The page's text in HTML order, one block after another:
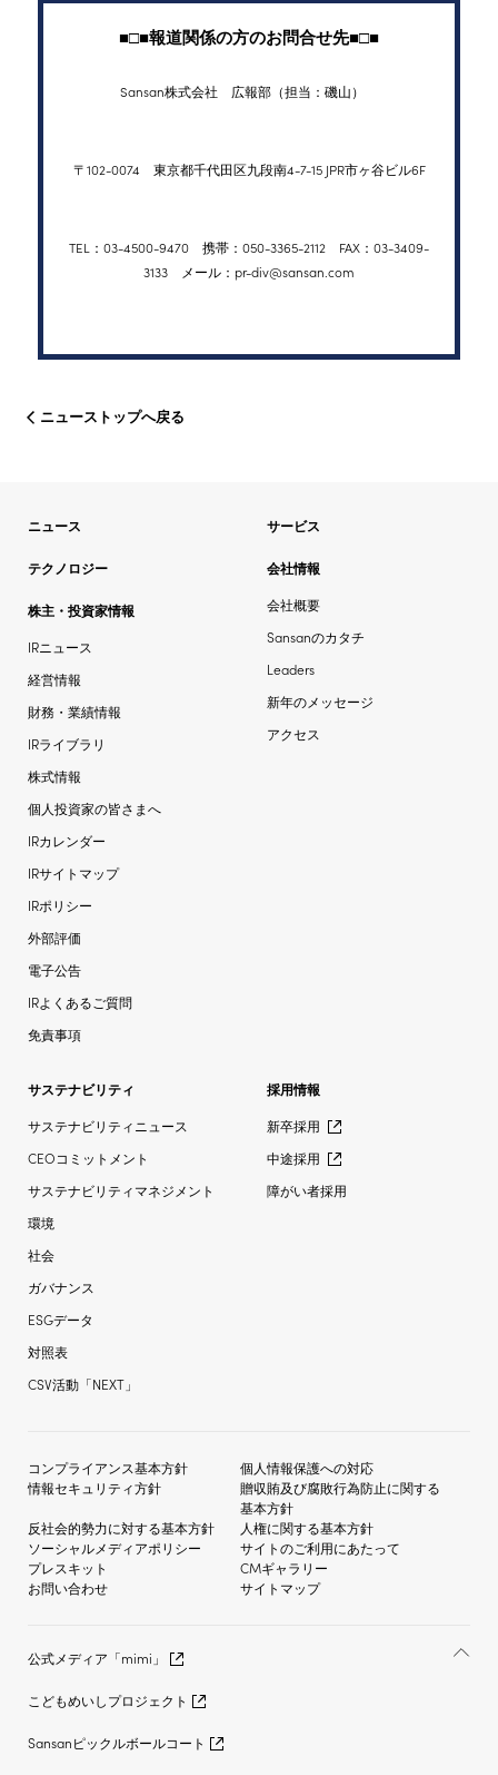
■□■報道関係の方のお問合せ先■□■
Sansan株式会社 広報部（担当：磯山）
〒102-0074 東京都千代田区九段南4-7-15 JPR市ヶ谷ビル6F
TEL：03-4500-9470 携帯：050-3365-2112 FAX：03-3409-
3133 メール：pr-div@sansan.com
ニューストップへ戻る
ニュース サービス
テクノロジー
会社情報
会社概要
Sansanのカタチ
Leaders
新年のメッセージ
アクセス
株主・投資家情報
IRニュース
経営情報
財務・業績情報
IRライブラリ
株式情報
個人投資家の皆さまへ
IRカレンダー
IRサイトマップ
IRポリシー
外部評価
電子公告
IRよくあるご質問
免責事項
サステナビリティ
サステナビリティニュース
CEOコミットメント
サステナビリティマネジメント
環境
社会
ガバナンス
ESGデータ
対照表
CSV活動「NEXT」
採用情報
新卒採用
中途採用
障がい者採用
コンプライアンス基本方針
個人情報保護への対応
情報セキュリティ方針
贈収賄及び腐敗行為防止に関する
基本方針
反社会的勢力に対する基本方針
人権に関する基本方針
ソーシャルメディアポリシー
サイトのご利用にあたって
プレスキット
CMギャラリー
お問い合わせ
サイトマップ
公式メディア「mimi」
こどもめいしプロジェクト
Sansanピックルボールコート